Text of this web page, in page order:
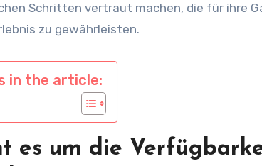
Schritten vertraut machen, die für ihre
zu gewährleisten.
in the article:
es um die